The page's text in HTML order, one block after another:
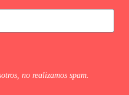
no realizamos spam.